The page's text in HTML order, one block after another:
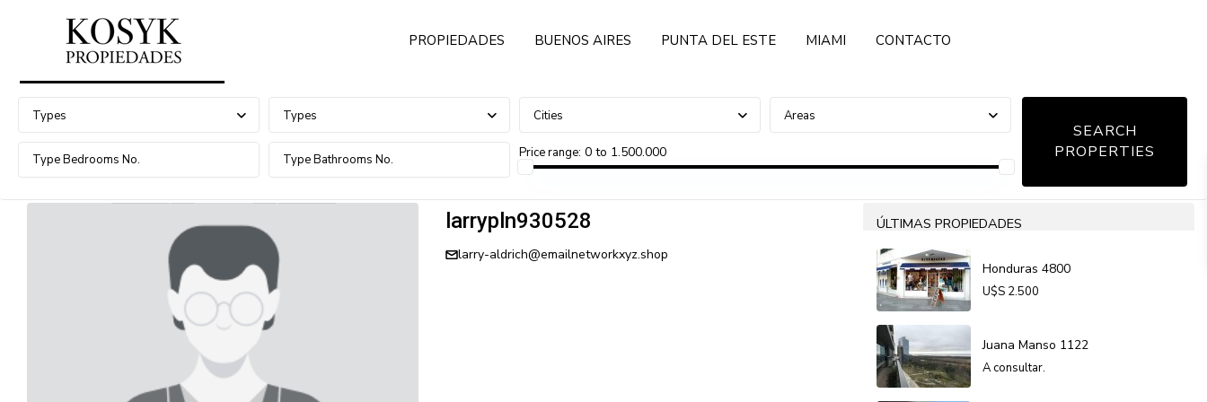
PROPIEDADES BUENOS AIRES PUNTA DEL ESTE MIAMI
CONTACTO
Advanced Search
Types Types Cities Areas
Price range: 0 to 1.500.000
larrypln930528
larry-aldrich@emailnetworkxyz.shop
ÚLTIMAS PROPIEDADES
Honduras 4800
U$S 2.500
Juana Manso 1122
A consultar.